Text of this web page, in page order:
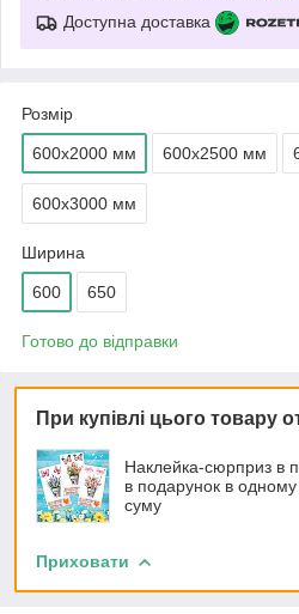
Доступна доставка
Розмір
600х2000 мм 600х2500 мм
600х3000 мм
Ширина
600 650
Готово до відправки
При купівлі цього товару
Наклейка-сюрприз в
в подарунок в
суму
Приховати